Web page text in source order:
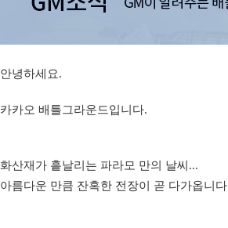
안녕하세요.
카카오 배틀그라운드입니다.
화산재가 흩날리는 파라모 만의 날씨...
아름다운 만큼 잔혹한 전장이 곧 다가옵니